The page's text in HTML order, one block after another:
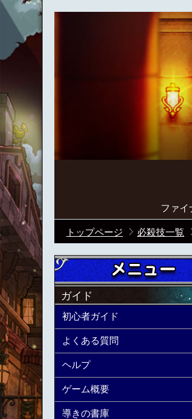
ファイ
トップページ 必殺技一覧
ガイド
初心者ガイド
よくある質問
ヘルプ
ゲーム概要
導きの書庫